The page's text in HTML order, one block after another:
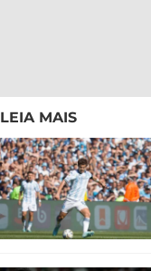
LEIA MAIS